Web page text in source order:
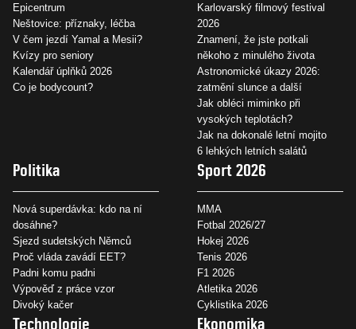
Epicentrum
Neštovice: příznaky, léčba
V čem jezdí Yamal a Mesii?
Kvízy pro seniory
Kalendář úplňků 2026
Co je bodycount?
Karlovarský filmový festival
2026
Znamení, že jste potkali
někoho z minulého života
Astronomické úkazy 2026:
zatmění slunce a další
Jak obléci miminko při
vysokých teplotách?
Jak na dokonalé letní mojito
6 lehkých letních salátů
Politika
Nová superdávka: kdo na ní
dosáhne?
Sjezd sudetských Němců
Proč vláda zavádí EET?
Padni komu padni
Výpověď z práce vzor
Divoký kačer
Sport 2026
MMA
Fotbal 2026/27
Hokej 2026
Tenis 2026
F1 2026
Atletika 2026
Cyklistika 2026
Technologie Ekonomika